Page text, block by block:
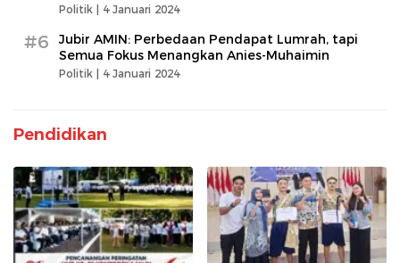
Politik | 4 Januari 2024
#6
Jubir AMIN: Perbedaan Pendapat Lumrah, tapi
Semua Fokus Menangkan Anies-Muhaimin
Politik | 4 Januari 2024
Pendidikan